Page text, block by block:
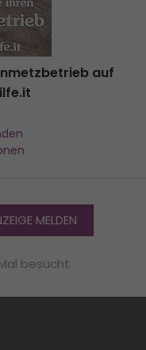
auf
MELDEN
besucht